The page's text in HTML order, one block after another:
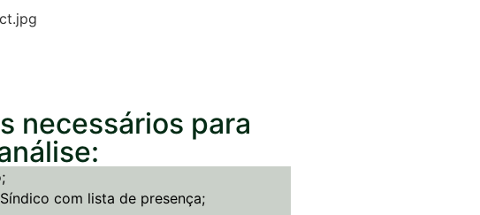
necessários para
com lista de presença;